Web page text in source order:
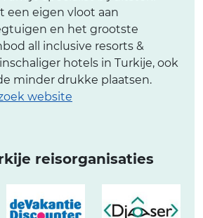
een eigen vloot aan
en het grootste
all inclusive resorts &
hotels in Turkije, ook
minder drukke plaatsen.
website
reisorganisaties